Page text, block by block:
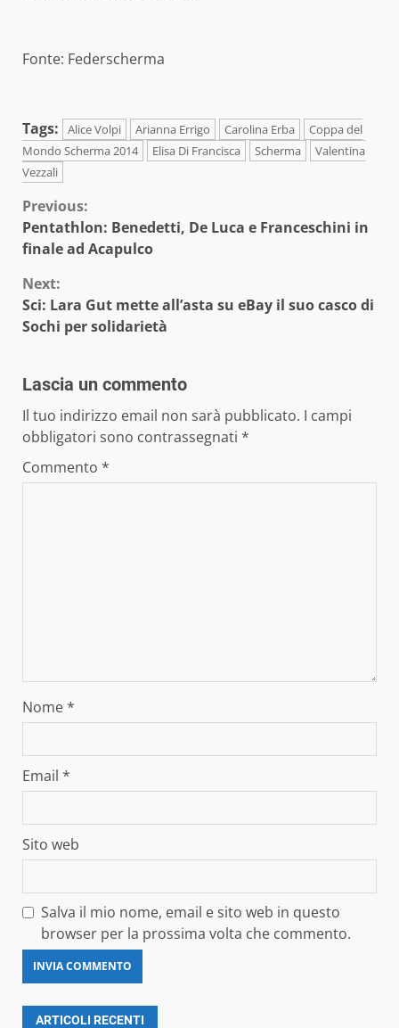
Fonte: Federscherma
Tags: Alice Volpi Arianna Errigo Carolina Erba
Coppa del
Mondo Scherma 2014
Elisa Di Francisca Scherma
Valentina
Vezzali
Continue
Reading
Previous:
Pentathlon: Benedetti, De Luca e Franceschini in
finale ad Acapulco
Next:
Sci: Lara Gut mette all’asta su eBay il suo casco di
Sochi per solidarietà
Lascia un commento
Il tuo indirizzo email non sarà pubblicato. I campi
obbligatori sono contrassegnati *
Commento *
Nome*
Email *
Sito web
Salva il mio nome, email e sito web in questo
browser per la prossima volta che commento.
ARTICOLI RECENTI